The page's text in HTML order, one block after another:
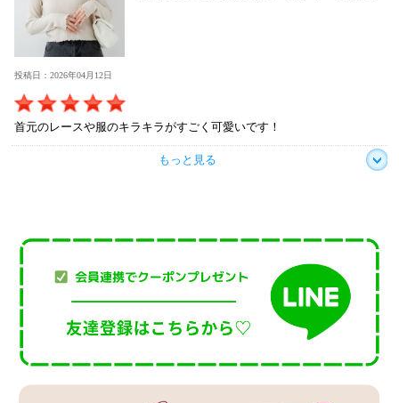
投稿日：2026年04月12日
首元のレースや服のキラキラがすごく可愛いです！
もっと見る